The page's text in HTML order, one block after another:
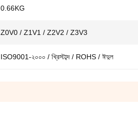
0.66KG
Z0V0 / Z1V1 / Z2V2 / Z3V3
ISO9001-২০০০ / খ্রিস্টাব্দ / ROHS / ঈদুল